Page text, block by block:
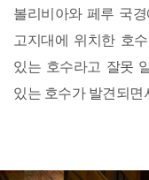
볼리비아와 페루 국
고지대에 위치한 호
있는 호수라고 잘못
있는 호수가 발견되면